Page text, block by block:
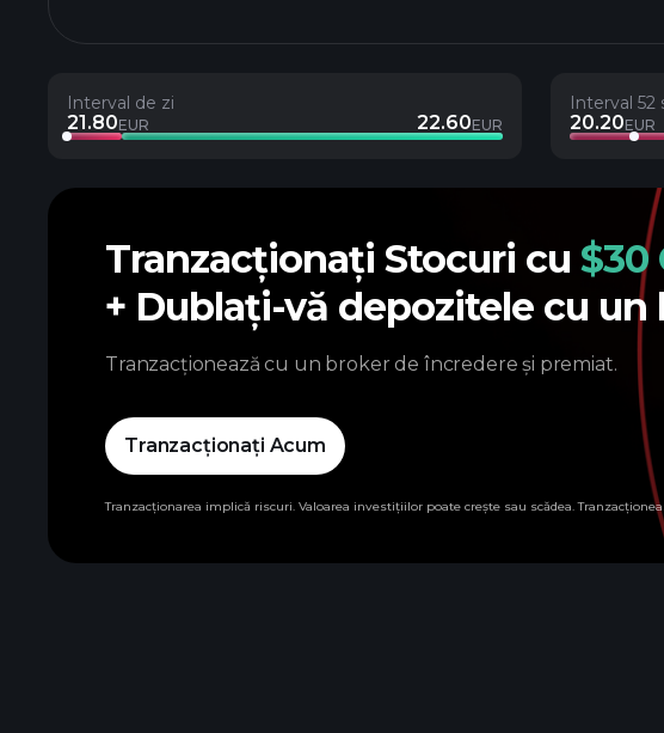
Interval de zi
21.80EUR 22.60EUR
Interval 52
20.20EUR
Tranzacționați Stocuri cu $30
+ Dublați-vă depozitele cu un
Tranzacționează cu un broker de încredere și premiat.
Tranzacționați Acum
Tranzacționarea implică riscuri. Valoarea investițiilor poate crește sau scădea.